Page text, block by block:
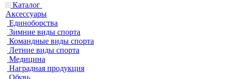
Каталог
Аксессуары
Единоборства
Зимние виды спорта
Командные виды спорта
Летние виды спорта
Медицина
Наградная продукция
Обувь